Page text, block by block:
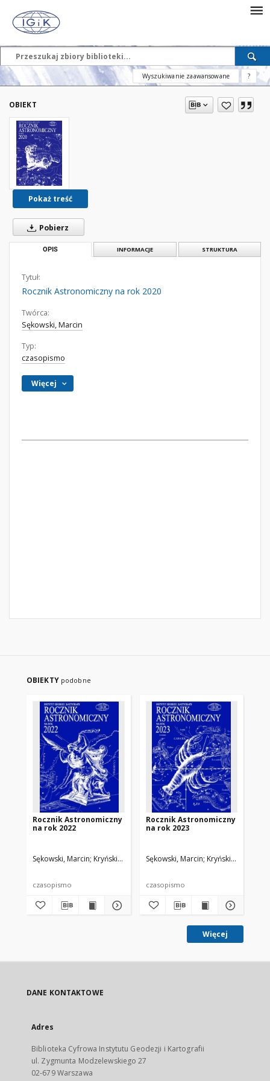
Wyszukiwanie zaawansowane ?
OBIEKT
Pokaż treść
Pobierz
OPIS INFORMACJE STRUKTURA
Tytuł:
Rocznik Astronomiczny na rok 2020
Twórca:
Sękowski, Marcin
Typ:
czasopismo
Więcej
OBIEKTY podobne
Rocznik Astronomiczny
na rok 2022
Sękowski, Marcin Kryński, Jan. Red.
czasopismo
Rocznik Astronomiczny
na rok 2023
Sękowski, Marcin Kryński, Jan. Red.
czasopismo
Więcej
DANE KONTAKTOWE
Adres
Biblioteka Cyfrowa Instytutu Geodezji i Kartografii
ul. Zygmunta Modzelewskiego 27
02-679 Warszawa